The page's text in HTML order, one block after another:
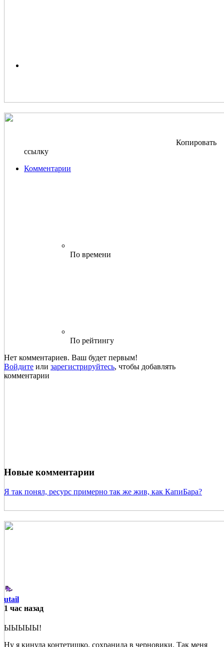
Копировать
ссылку
Комментарии
По времени
По рейтингу
Нет комментариев. Ваш будет первым!
Войдите или зарегистрируйтесь, чтобы добавлять
комментарии
Новые комментарии
Я так понял, ресурс примерно так же жив, как КапиБара?
utail
1 час назад
ЫЫЫЫЫ!
Ну я кинула контетишко, сохранила в черновики. Так меня